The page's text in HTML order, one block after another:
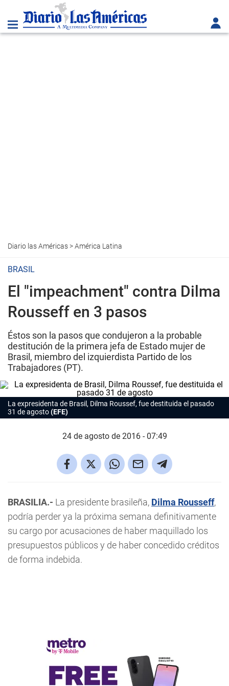
Diario las Américas>América Latina
BRASIL
El "impeachment" contra Dilma
Rousseff en 3 pasos
Éstos son la pasos que condujeron a la probable
destitución de la primera jefa de Estado mujer de
Brasil, miembro del izquierdista Partido de los
Trabajadores (PT).
La expresidenta de Brasil, Dilma Roussef, fue destituida el pasado
31 de agosto(EFE)
24 de agosto de 2016 - 07:49
BRASILIA.- La presidente brasileña, Dilma Rousseff,
podría perder ya la próxima semana definitivamente
su cargo por acusaciones de haber maquillado los
presupuestos públicos y de haber concedido créditos
de forma indebida.